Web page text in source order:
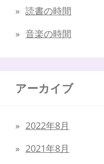
読書の時間
音楽の時間
アーカイブ
2022年8月
2021年8月